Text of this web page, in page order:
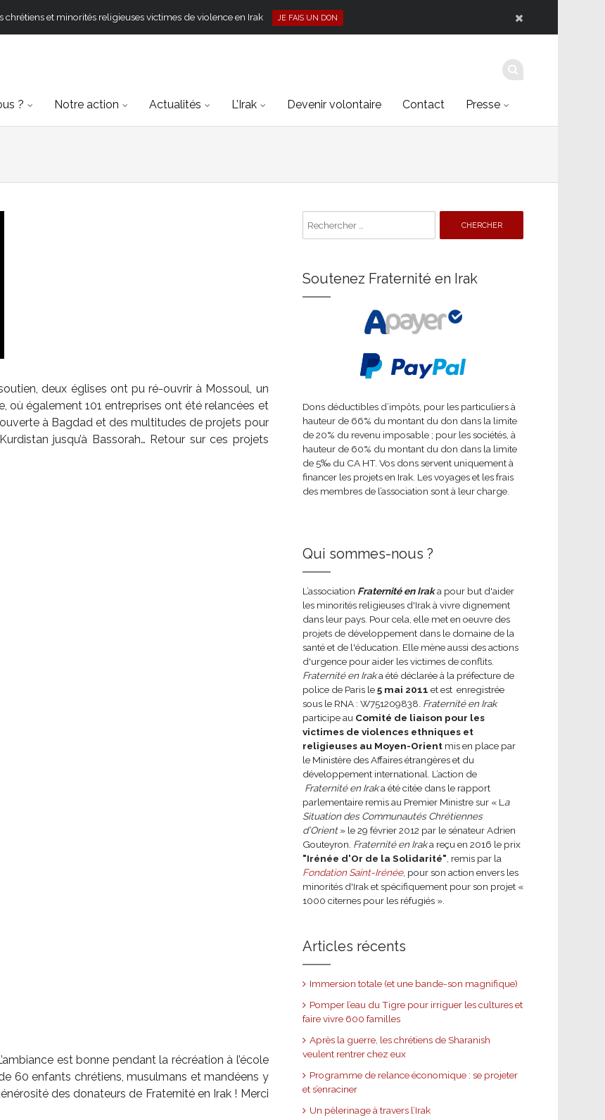
chrétiens et minorités religieuses victimes de violence en Irak JE FAIS UN DON
? Notre action Actualités L’Irak Devenir volontaire Contact Presse
deux églises ont pu ré-ouvrir à Mossoul, un
où également 101 entreprises ont été relancées et
à Bagdad et des multitudes de projets pour
jusqu’à Bassorah… Retour sur ces projets
est bonne pendant la récréation à l’école
60 enfants chrétiens, musulmans et mandéens y
des donateurs de Fraternité en Irak ! Merci
Soutenez Fraternité en Irak
Dons déductibles d’impôts, pour les particuliers à
hauteur de 66% du montant du don dans la limite
de 20% du revenu imposable ; pour les sociétés, à
hauteur de 60% du montant du don dans la limite
de 5‰ du CA HT. Vos dons servent uniquement à
financer les projets en Irak. Les voyages et les frais
des membres de l’association sont à leur charge.
Qui sommes-nous ?
L’association Fraternité en Iraka pour but d'aider
les minorités religieuses d'Irak à vivre dignement
dans leur pays. Pour cela, elle met en oeuvre des
projets de développement dans le domaine de la
santé et de l'éducation. Elle mène aussi des actions
d'urgence pour aider les victimes de conflits.
Fraternité en Iraka été déclarée à la préfecture de
police de Paris le5 mai 2011 et est enregistrée
sous le RNA : W751209838. Fraternité en Irak
participe au Comité de liaison pour les
victimes de violences ethniques et
religieuses au Moyen-Orientmis en place par
le Ministère des Affaires étrangères et du
développement international. L’action de
Fraternité en Iraka été citée dans le rapport
parlementaire remis au Premier Ministre sur « L a
Situation des Communautés Chrétiennes
d’Orient» le 29 février 2012 par le sénateur Adrien
Gouteyron. Fraternité en Iraka reçu en 2016 le prix
"Irénée d'Or de la Solidarité" , remis par la
Fondation Saint-Irénée, pour son action envers les
minorités d'Irak et spécifiquement pour son projet «
1000 citernes pour les réfugiés ».
Articles récents
Immersion totale (et une bande-son magnifique)
Pomper l’eau du Tigre pour irriguer les cultures et
faire vivre 600 familles
Après la guerre, les chrétiens de Sharanish
veulent rentrer chez eux
Programme de relance économique : se projeter
et s’enraciner
Un pèlerinage à travers l’Irak